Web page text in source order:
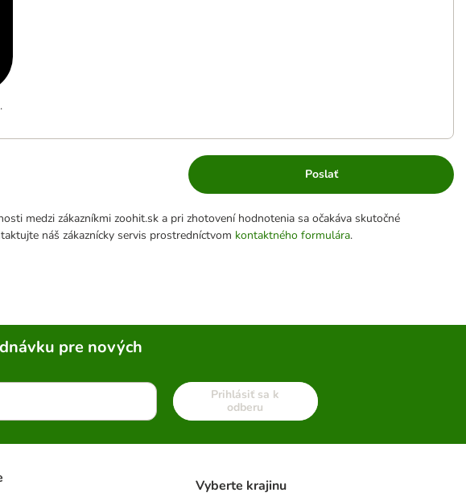
.
Poslať
medzi zákazníkmi zoohit.sk a pri zhotovení hodnotenia sa očakáva skutočné
náš zákaznícky servis prostredníctvom kontaktného formulára.
pre nových
Prihlásiť sa k
odberu
Vyberte krajinu